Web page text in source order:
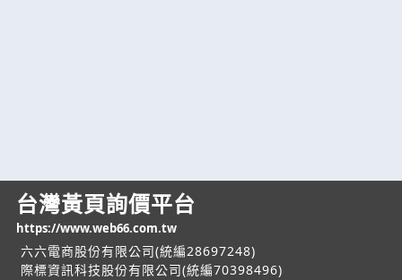
台灣黃頁詢價平台
https://www.web66.com.tw
六六電商股份有限公司(統編28697248)
際標資訊科技股份有限公司(統編70398496)